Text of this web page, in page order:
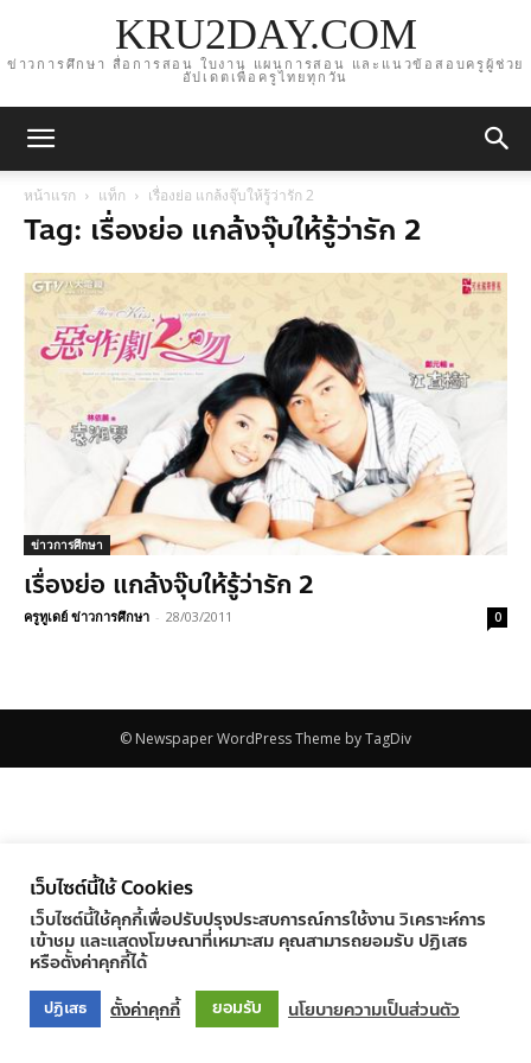
KRU2DAY.COM
ข่าวการศึกษา สื่อการสอน ใบงาน แผนการสอน และแนวข้อสอบครูผู้ช่วย
อัปเดตเพื่อครูไทยทุกวัน
หน้าแรก แท็ก เรื่องย่อ แกล้งจุ๊บให้รู้ว่ารัก 2
Tag: เรื่องย่อ แกล้งจุ๊บให้รู้ว่ารัก 2
ข่าวการศึกษา
เรื่องย่อ แกล้งจุ๊บให้รู้ว่ารัก 2
ครูทูเดย์ ข่าวการศึกษา - 28/03/2011 0
© Newspaper WordPress Theme by TagDiv
เว็บไซต์นี้ใช้ Cookies
เว็บไซต์นี้ใช้คุกกี้เพื่อปรับปรุงประสบการณ์การใช้งาน วิเคราะห์การ
เข้าชม และแสดงโฆษณาที่เหมาะสม คุณสามารถยอมรับ ปฏิเสธ
หรือตั้งค่าคุกกี้ได้
ปฏิเสธ ตั้งค่าคุกกี้ ยอมรับ นโยบายความเป็นส่วนตัว